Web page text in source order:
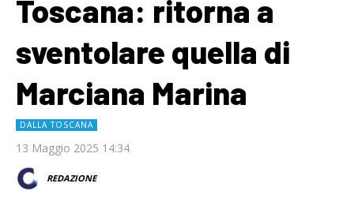
Toscana: ritorna a
sventolare quella di
Marciana Marina
DALLA TOSCANA
13 Maggio 2025 14:34
REDAZIONE